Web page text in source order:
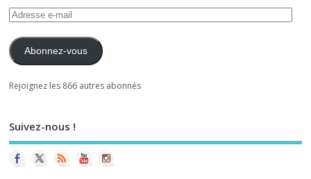
Abonnez-vous
Rejoignez les 866 autres abonnés
Suivez-nous !